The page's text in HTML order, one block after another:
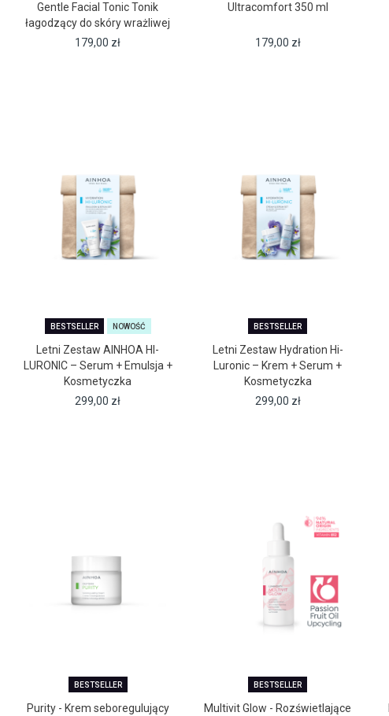
Gentle Facial Tonic Tonik
łagodzący do skóry wrażliwej
(350 ml)
179,00 zł
Ultracomfort 350 ml
179,00 zł
BESTSELLER NOWOŚĆ
Letni Zestaw AINHOA HI-
LURONIC – Serum + Emulsja +
Kosmetyczka
299,00 zł
BESTSELLER
Letni Zestaw Hydration Hi-
Luronic – Krem + Serum +
Kosmetyczka
299,00 zł
BESTSELLER
Purity - Krem seboregulujący
BESTSELLER
Multivit Glow - Rozświetlające